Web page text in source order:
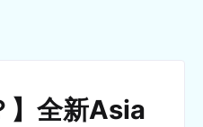
】全新Asia